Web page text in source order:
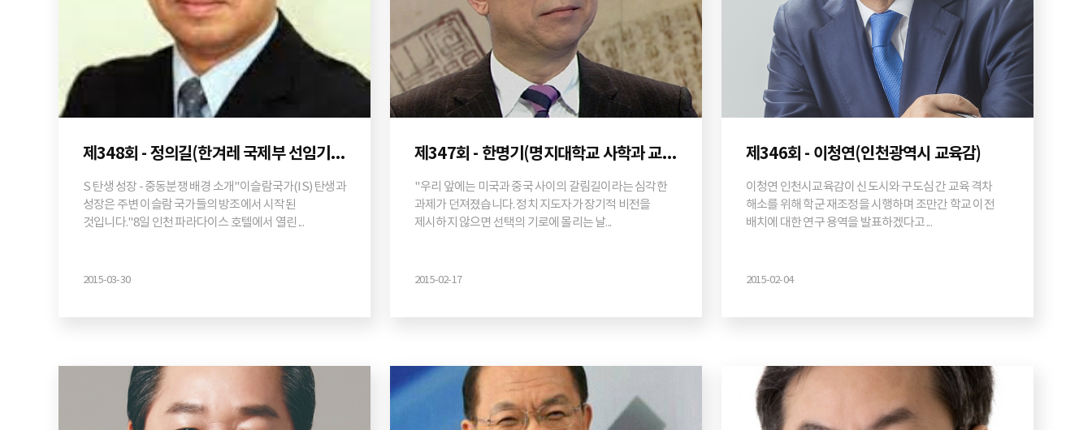
제348회 - 정의길(한겨레 국제부 선임기자, 부국장)
S 탄생 성장 - 중동분쟁 배경 소개"이슬람국가(IS) 탄생과
성장은 주변 이슬람 국가들의 방조에서 시작된
것입니다."8일 인천 파라다이스 호텔에서 열린 ...
2015-03-30
제347회 - 한명기(명지대학교 사학과 교수)
"우리 앞에는 미국과 중국 사이의 갈림길이라는 심각한
과제가 던져졌습니다. 정치 지도자가 장기적 비전을
제시하지 않으면 선택의 기로에 몰리는 날...
2015-02-17
제346회 - 이청연(인천광역시 교육감)
이청연 인천시교육감이 신도시와 구도심 간 교육 격차
해소를 위해 학군 재조정을 시행하며 조만간 학교 이전
배치에 대한 연구 용역을 발표하겠다고 ...
2015-02-04